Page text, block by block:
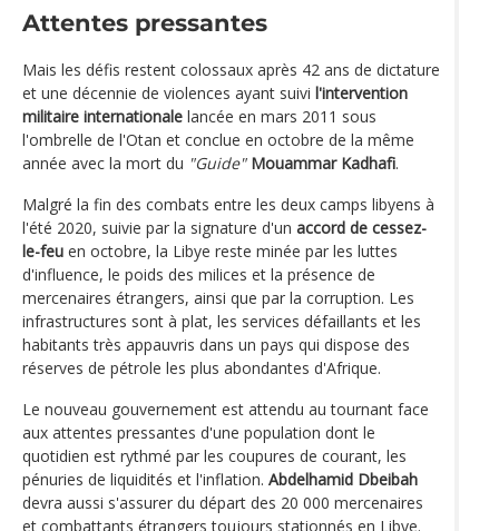
Attentes pressantes
Mais les défis restent colossaux après 42 ans de dictature
et une décennie de violences ayant suivi l'intervention
militaire internationale lancée en mars 2011 sous
l'ombrelle de l'Otan et conclue en octobre de la même
année avec la mort du "Guide" Mouammar Kadhafi.
Malgré la fin des combats entre les deux camps libyens à
l'été 2020, suivie par la signature d'un accord de cessez-
le-feu en octobre, la Libye reste minée par les luttes
d'influence, le poids des milices et la présence de
mercenaires étrangers, ainsi que par la corruption. Les
infrastructures sont à plat, les services défaillants et les
habitants très appauvris dans un pays qui dispose des
réserves de pétrole les plus abondantes d'Afrique.
Le nouveau gouvernement est attendu au tournant face
aux attentes pressantes d'une population dont le
quotidien est rythmé par les coupures de courant, les
pénuries de liquidités et l'inflation. Abdelhamid Dbeibah
devra aussi s'assurer du départ des 20 000 mercenaires
et combattants étrangers toujours stationnés en Libye.